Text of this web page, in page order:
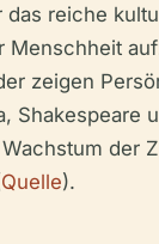
das reiche
Menschheit
zeigen
Shakespeare
der
Quelle).